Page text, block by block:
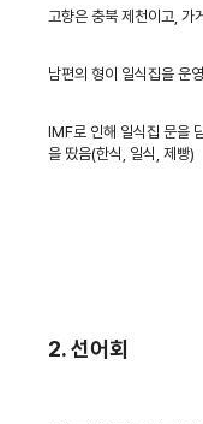
고향은 충북 제천이고, 가
남편의 형이 일식집을 운
IMF로 인해 일식집 문을
을 땄음(한식, 일식, 제빵)
2. 선어회